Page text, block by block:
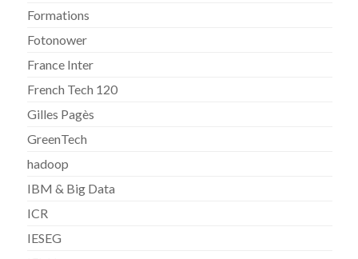
Formations
Fotonower
France Inter
French Tech 120
Gilles Pagès
GreenTech
hadoop
IBM & Big Data
ICR
IESEG